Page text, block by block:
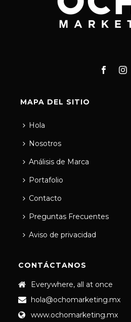
MAPA DEL SITIO
Hola
Nosotros
Análisis de Marca
Portafolio
Contacto
Preguntas Frecuentes
Aviso de privacidad
CONTÁCTANOS
Everywhere, all at once
hola@ochomarketing.mx
www.ochomarketing.mx